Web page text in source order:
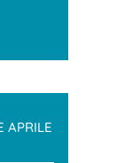
APRILE